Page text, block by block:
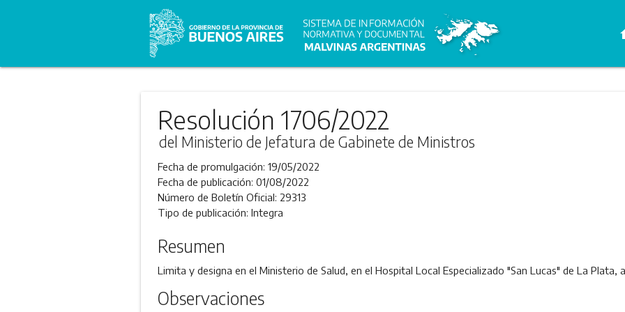
Resolución 1706/2022
del Ministerio de Jefatura de Gabinete de Ministros
Fecha de promulgación: 19/05/2022
Fecha de publicación: 01/08/2022
Número de Boletín Oficial: 29313
Tipo de publicación: Integra
Resumen
Limita y designa en el Ministerio de Salud, en el Hospital Local Especializado "San Lucas" de La Plata,
Observaciones